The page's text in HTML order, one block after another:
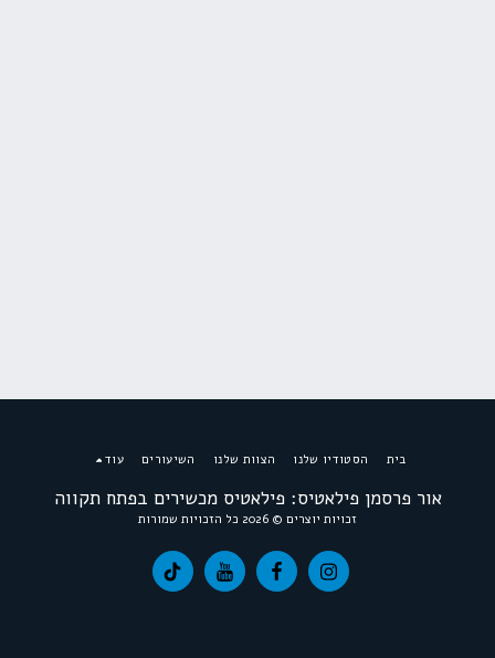
אור פרסמן פילאטיס: פילאטיס מכשירים בפתח תקווה
זכויות יוצרים © 2026 כל הזכויות שמורות
בית הסטודיו שלנו הצוות שלנו השיעורים עוד